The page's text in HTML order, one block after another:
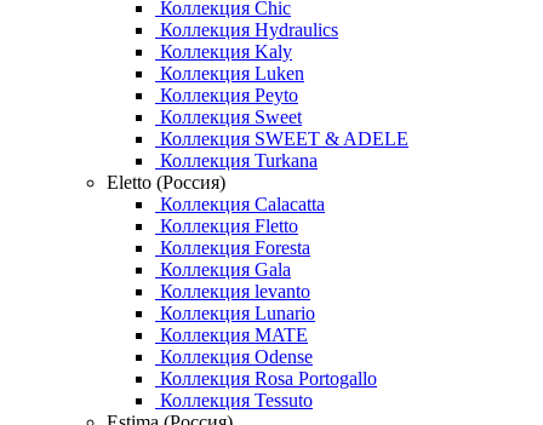
Коллекция Chic
Коллекция Hydraulics
Коллекция Kaly
Коллекция Luken
Коллекция Peyto
Коллекция Sweet
Коллекция SWEET & ADELE
Коллекция Turkana
Eletto (Россия)
Коллекция Calacatta
Коллекция Fletto
Коллекция Foresta
Коллекция Gala
Коллекция levanto
Коллекция Lunario
Коллекция MATE
Коллекция Odense
Коллекция Rosa Portogallo
Коллекция Tessuto